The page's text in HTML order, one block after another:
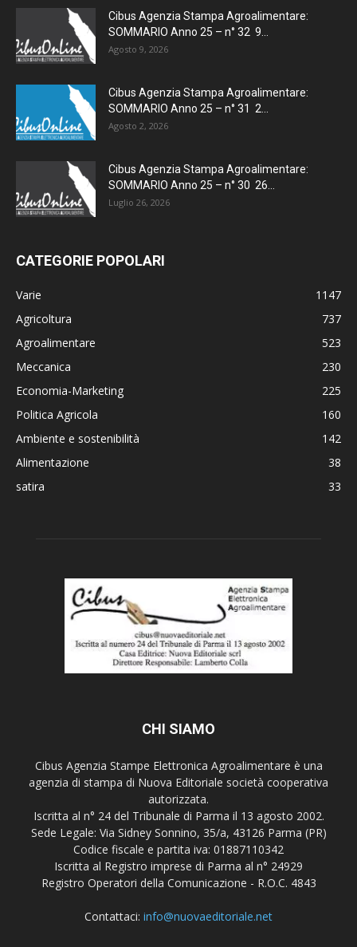
Cibus Agenzia Stampa Agroalimentare:
SOMMARIO Anno 25 – n° 32 9...
Agosto 9, 2026
Cibus Agenzia Stampa Agroalimentare:
SOMMARIO Anno 25 – n° 31 2...
Agosto 2, 2026
Cibus Agenzia Stampa Agroalimentare:
SOMMARIO Anno 25 – n° 30 26...
Luglio 26, 2026
CATEGORIE POPOLARI
Varie
1147
Agricoltura
737
Agroalimentare
523
Meccanica
230
Economia-Marketing
225
Politica Agricola
160
Ambiente e sostenibilità
142
Alimentazione
38
satira
33
CHI SIAMO
Cibus Agenzia Stampe Elettronica Agroalimentare è una
agenzia di stampa di Nuova Editoriale società cooperativa
autorizzata.
Iscritta al n° 24 del Tribunale di Parma il 13 agosto 2002.
Sede Legale: Via Sidney Sonnino, 35/a, 43126 Parma (PR)
Codice fiscale e partita iva: 01887110342
Iscritta al Registro imprese di Parma al n° 24929
Registro Operatori della Comunicazione - R.O.C. 4843
Contattaci: info@nuovaeditoriale.net